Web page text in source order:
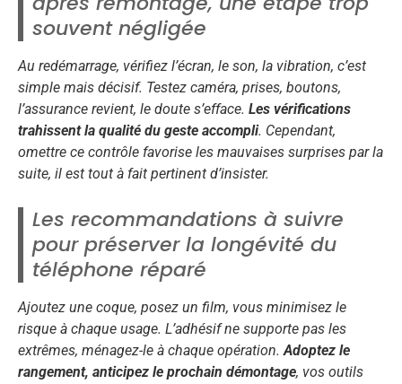
souvent négligée
Au redémarrage, vérifiez l’écran, le son, la vibration, c’est
simple mais décisif. Testez caméra, prises, boutons,
l’assurance revient, le doute s’efface. Les vérifications
trahissent la qualité du geste accompli. Cependant,
omettre ce contrôle favorise les mauvaises surprises par la
suite, il est tout à fait pertinent d’insister.
Les recommandations à suivre
pour préserver la longévité du
téléphone réparé
Ajoutez une coque, posez un film, vous minimisez le
risque à chaque usage. L’adhésif ne supporte pas les
extrêmes, ménagez-le à chaque opération.Adoptez le
rangement, anticipez le prochain démontage, vos outils